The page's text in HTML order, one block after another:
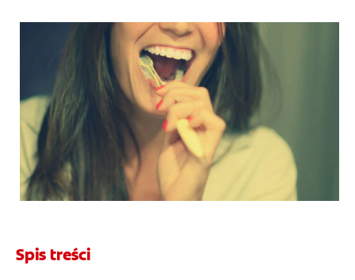
DLA PROFESJONALISTÓW
Spis treści